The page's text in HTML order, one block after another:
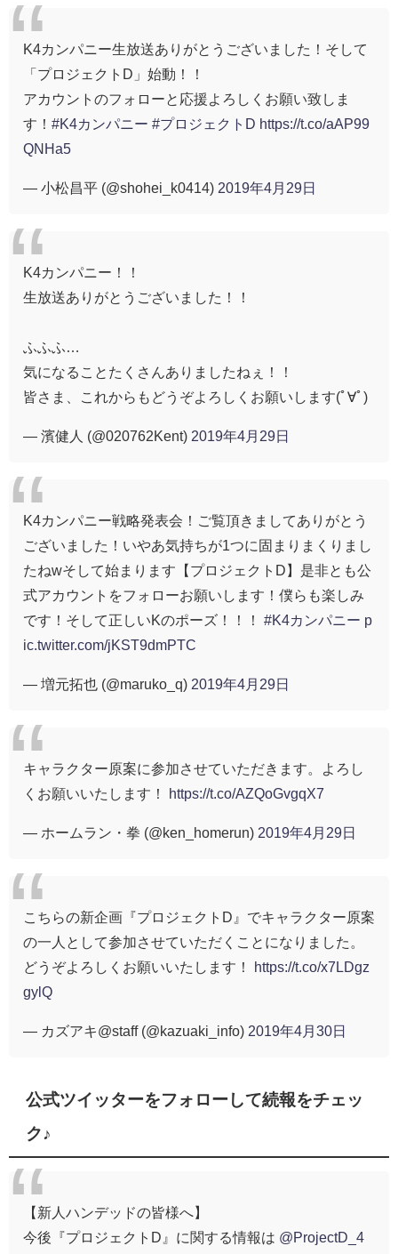
K4カンパニー生放送ありがとうございました！そして
「プロジェクトD」始動！！
アカウントのフォローと応援よろしくお願い致しま
す！ #K4カンパニー #プロジェクトD https://t.co/aAP99
QNHa5
— 小松昌平 (@shohei_k0414) 2019年4月29日
K4カンパニー！！
生放送ありがとうございました！！
ふふふ…
気になることたくさんありましたねぇ！！
皆さま、これからもどうぞよろしくお願いします(ﾟ∀ﾟ)
— 濱健人 (@020762Kent) 2019年4月29日
K4カンパニー戦略発表会！ご覧頂きましてありがとう
ございました！いやあ気持ちが1つに固まりまくりまし
たねwそして始まります【プロジェクトD】是非とも公
式アカウントをフォローお願いします！僕らも楽しみ
です！そして正しいKのポーズ！！！ #K4カンパニー p
ic.twitter.com/jKST9dmPTC
— 増元拓也 (@maruko_q) 2019年4月29日
キャラクター原案に参加させていただきます。よろし
くお願いいたします！
https://t.co/AZQoGvgqX7
— ホームラン・拳 (@ken_homerun) 2019年4月29日
こちらの新企画『プロジェクトD』でキャラクター原案
の一人として参加させていただくことになりました。
どうぞよろしくお願いいたします！
https://t.co/x7LDgz
gylQ
— カズアキ@staff (@kazuaki_info) 2019年4月30日
公式ツイッターをフォローして続報をチェッ
ク♪
【新人ハンデッドの皆様へ】
今後『プロジェクトD』に関する情報は @ProjectD_4